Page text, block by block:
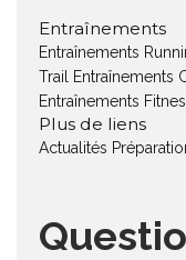
Entraînements
Entraînements
Trail
Entraînements
Entraînements
Plus de liens
Actualités